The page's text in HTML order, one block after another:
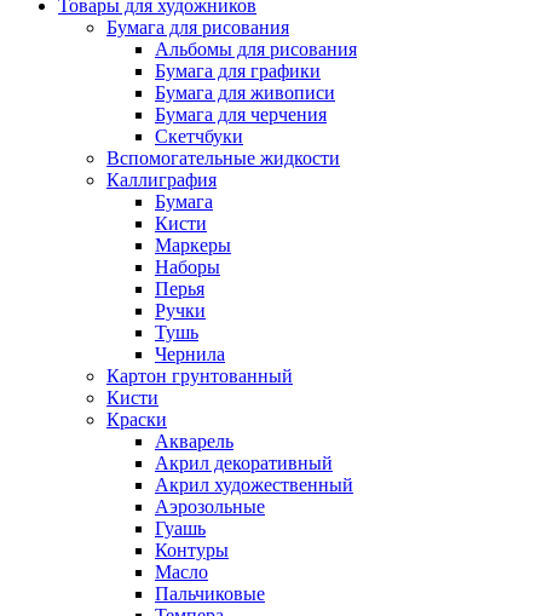
Товары для художников
Бумага для рисования
Альбомы для рисования
Бумага для графики
Бумага для живописи
Бумага для черчения
Скетчбуки
Вспомогательные жидкости
Каллиграфия
Бумага
Кисти
Маркеры
Наборы
Перья
Ручки
Тушь
Чернила
Картон грунтованный
Кисти
Краски
Акварель
Акрил декоративный
Акрил художественный
Аэрозольные
Гуашь
Контуры
Масло
Пальчиковые